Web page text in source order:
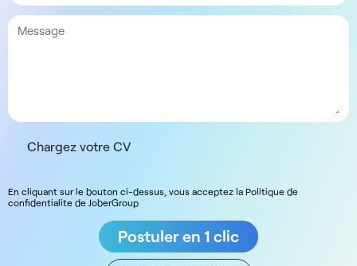
Chargez votre CV
En cliquant sur le bouton ci-dessus, vous acceptez la Politique de
confidentialite de JoberGroup
Postuler en 1 clic